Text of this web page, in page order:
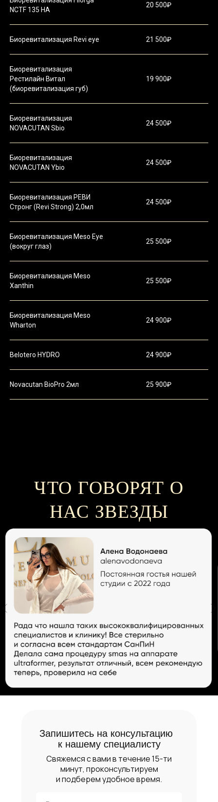
NCTF 135 НА
20 500₽
Биоревитализация Revi eye 21 500₽
Биоревитализация
Рестилайн Витал
(биоревитализация губ)
19 900₽
Биоревитализация
NOVACUTAN Sbio
24 500₽
Биоревитализация
NOVACUTAN Ybio
24 500₽
Биоревитализация РЕВИ
Стронг (Revi Strong) 2,0мл
24 500₽
Биоревитализация Meso Eye
(вокруг глаз)
25 500₽
Биоревитализация Meso
Xanthin
25 500₽
Биоревитализация Meso
Wharton
24 900₽
Belotero HYDRO 24 900₽
Novacutan BioPro 2мл 25 900₽
ЧТО ГОВОРЯТ О
НАС ЗВЕЗДЫ
Запишитесь на консультацию
к нашему специалисту
Свяжемся с вами в течение 15-ти
минут, проконсультируем
и подберем удобное время.